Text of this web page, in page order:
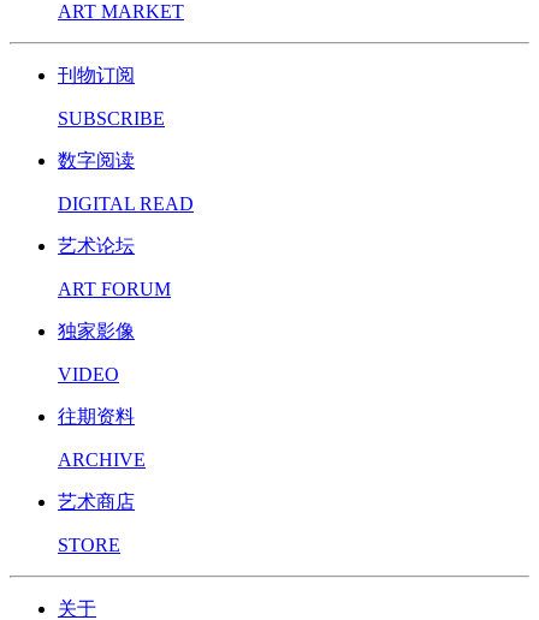
ART MARKET
刊物订阅
SUBSCRIBE
数字阅读
DIGITAL READ
艺术论坛
ART FORUM
独家影像
VIDEO
往期资料
ARCHIVE
艺术商店
STORE
关于